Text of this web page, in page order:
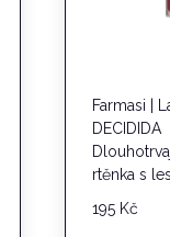
Farmasi |
DECIDIDA
rtěnka s
195 Kč